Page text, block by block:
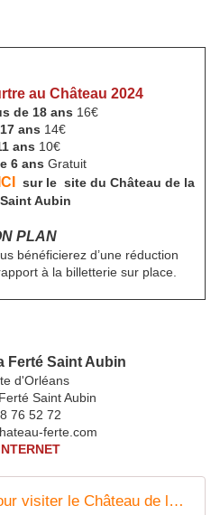
au Château 2024
de 18 ans 16€
ans 14€
ans 10€
6 ans Gratuit
ICI sur le site du Château de la
Aubin
PLAN
bénéficierez d’une réduction
à la billetterie sur place.
Ferté Saint Aubin
d'Orléans
Saint Aubin
76 52 72
ferte.com
Réservez vos billets pour visiter le Château de la Ferté !